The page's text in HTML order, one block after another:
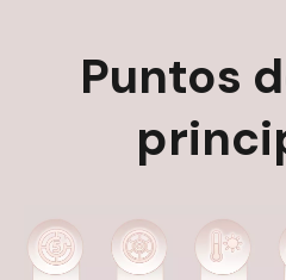
Puntos